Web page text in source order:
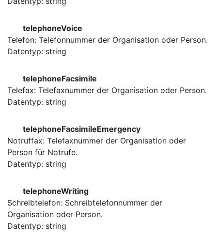
telephoneVoice
Telefon: Telefonnummer der Organisation oder Person.
Datentyp: string
telephoneFacsimile
Telefax: Telefaxnummer der Organisation oder Person.
Datentyp: string
telephoneFacsimileEmergency
Notruffax: Telefaxnummer der Organisation oder
Person für Notrufe.
Datentyp: string
telephoneWriting
Schreibtelefon: Schreibtelefonnummer der
Organisation oder Person.
Datentyp: string